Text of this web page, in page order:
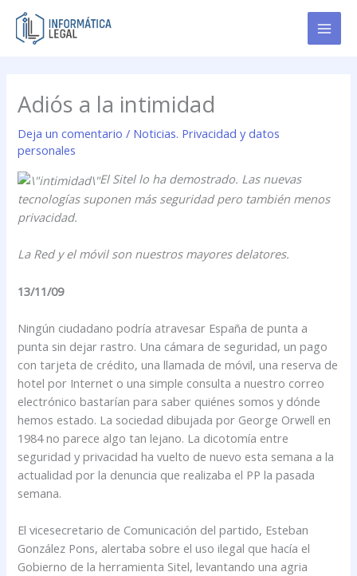
contenido
Adiós a la intimidad
Deja un comentario / Noticias. Privacidad y datos
personales
El Sitel lo ha demostrado. Las nuevas
tecnologías suponen más seguridad pero también menos
privacidad.
La Red y el móvil son nuestros mayores delatores.
13/11/09
Ningún ciudadano podría atravesar España de punta a
punta sin dejar rastro. Una cámara de seguridad, un pago
con tarjeta de crédito, una llamada de móvil, una reserva de
hotel por Internet o una simple consulta a nuestro correo
electrónico bastarían para saber quiénes somos y dónde
hemos estado. La sociedad dibujada por George Orwell en
1984 no parece algo tan lejano. La dicotomía entre
seguridad y privacidad ha vuelto de nuevo esta semana a la
actualidad por la denuncia que realizaba el PP la pasada
semana.
El vicesecretario de Comunicación del partido, Esteban
González Pons, alertaba sobre el uso ilegal que hacía el
Gobierno de la herramienta Sitel, levantando una agria